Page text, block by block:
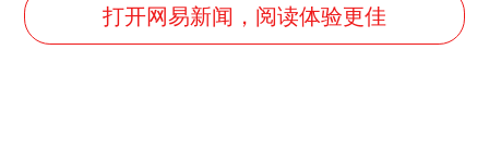
打开网易新闻，阅读体验更佳